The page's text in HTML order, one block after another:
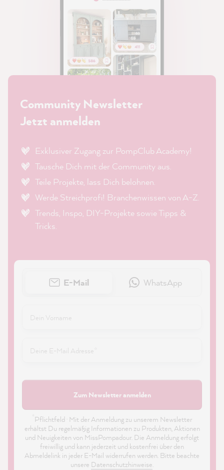
Community Newsletter
Jetzt anmelden
Exklusiver Zugang zur PompClub Academy!
Tausche Dich mit der Community aus.
Teile Projekte, lass Dich belohnen.
Werde Streichprofi! Branchenwissen von A-Z.
Trends, Inspo, DIY-Projekte sowie Tipps &
Tricks.
E-Mail WhatsApp
Zum Newsletter anmelden
Pflichtfeld · Mit der Anmeldung zu unserem Newsletter
erhältst Du regelmäßig Informationen zu Produkten, Aktionen
und Neuigkeiten von MissPompadour. Die Anmeldung erfolgt
freiwillig und kann jederzeit und kostenfrei über den
Abmeldelink in jeder E-Mail widerrufen werden. Bitte beachte
unsere Datenschutzhinweise.